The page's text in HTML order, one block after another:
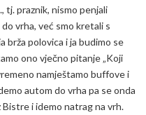
tj. praznik, nismo penjali
vrha, već smo kretali s
brža polovica i ja budimo se
ono vječno pitanje „Koji
namještamo buffove i
autom do vrha pa se onda
i idemo natrag na vrh.